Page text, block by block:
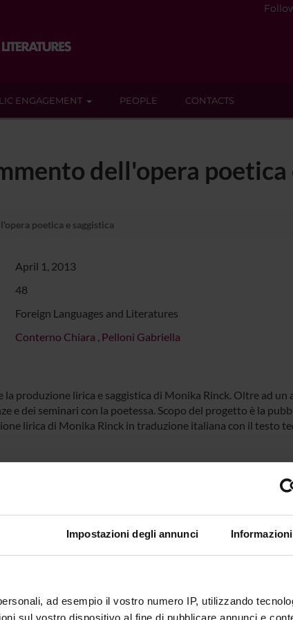
Impostazioni degli annunci
ad esempio il vostro numero IP, utilizzando
ENGAGEMENT PEOPLE CONTACTS
dell'opera poetica
poetica e saggistica
April 1, 2013
48
Foreign Languages and Literatures
Conterno Chiara , Pelloni Gabriella
produzione lirica e saggistica di Monika Rinck. Oltre ad
e dei seminari con la poetessa. Scopo del progetto è la
lirica di Monika Rinck in traduzione italiana con il testo
Gabriella Pelloni
Università Cattolica di